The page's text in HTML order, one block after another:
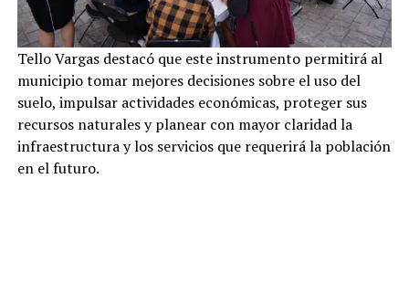
Tello Vargas destacó que este instrumento permitirá al
municipio tomar mejores decisiones sobre el uso del
suelo, impulsar actividades económicas, proteger sus
recursos naturales y planear con mayor claridad la
infraestructura y los servicios que requerirá la población
en el futuro.